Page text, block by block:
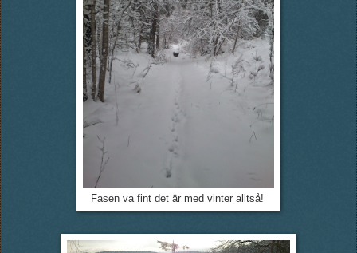
Fasen va fint det är med vinter alltså!